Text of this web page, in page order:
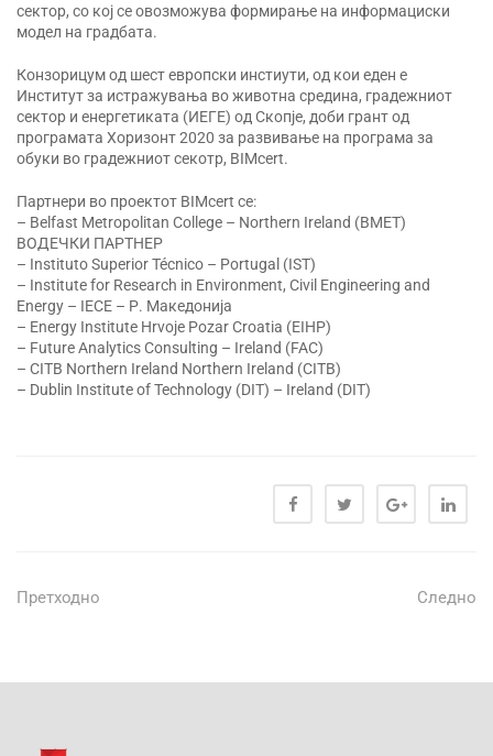
сектор, со кој се овозможува формирање на информациски
модел на градбата.
Конзорицум од шест европски инстиути, од кои еден е
Институт за истражувања во животна средина, градежниот
сектор и енергетиката (ИЕГЕ) од Скопје, доби грант од
програмата Хоризонт 2020 за развивање на програма за
обуки во градежниот секотр, BIMcert.
Партнери во проектот BIMcert се:
– Belfast Metropolitan College – Northern Ireland (BMET)
ВОДЕЧКИ ПАРТНЕР
– Instituto Superior Técnico – Portugal (IST)
– Institute for Research in Environment, Civil Engineering and
Energy – IECE – Р. Македонија
– Energy Institute Hrvoje Pozar Croatia (EIHP)
– Future Analytics Consulting – Ireland (FAC)
– CITB Northern Ireland Northern Ireland (CITB)
– Dublin Institute of Technology (DIT) – Ireland (DIT)
Претходно Следно